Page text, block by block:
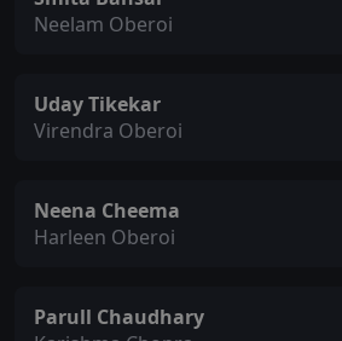
Neelam Oberoi
Uday Tikekar
Virendra Oberoi
Neena Cheema
Harleen Oberoi
Parull Chaudhary